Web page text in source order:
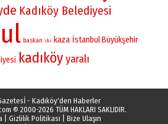
Kadıköy Belediyesi
baskan iki kaza İstanbul Büyükşehir
kadıköyyaralı
- Kadıköy'den Haberler
© 2000-2026 TÜM HAKLARI SAKLIDIR.
| Gizlilik Politikası
Bize Ulaşın